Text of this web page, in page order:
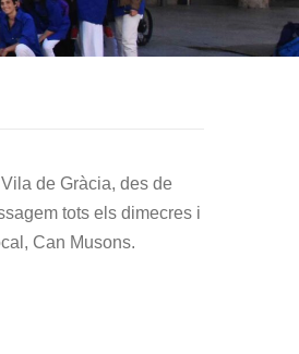
de Gràcia, des de
tots els dimecres i
Can Musons.